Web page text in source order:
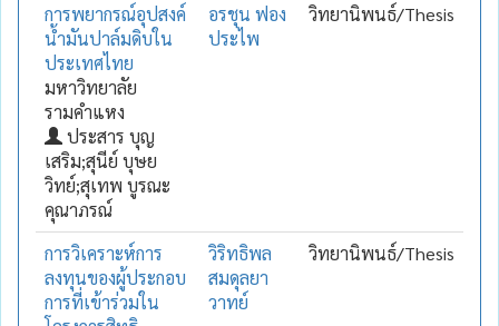
การพยากรณ์อุปสงค์
น้ำมันปาล์มดิบใน
ประเทศไทย
มหาวิทยาลัย
รามคำแหง
ประสาร บุญ
เสริม;สุนีย์ บุษย
วิทย์;สุเทพ บูรณะ
คุณาภรณ์
อรชุน ฟอง
ประไพ
วิทยานิพนธ์/Thesis
การวิเคราะห์การ
ลงทุนของผู้ประกอบ
การที่เข้าร่วมใน
วิริทธิพล
สมดุลยา
วาทย์
วิทยานิพนธ์/Thesis